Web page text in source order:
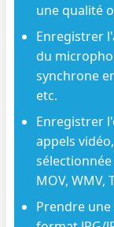
une qualité
Enregistrer
du
synchrone
etc.
Enregistrer
appels
MOV, WMV,
Prendre